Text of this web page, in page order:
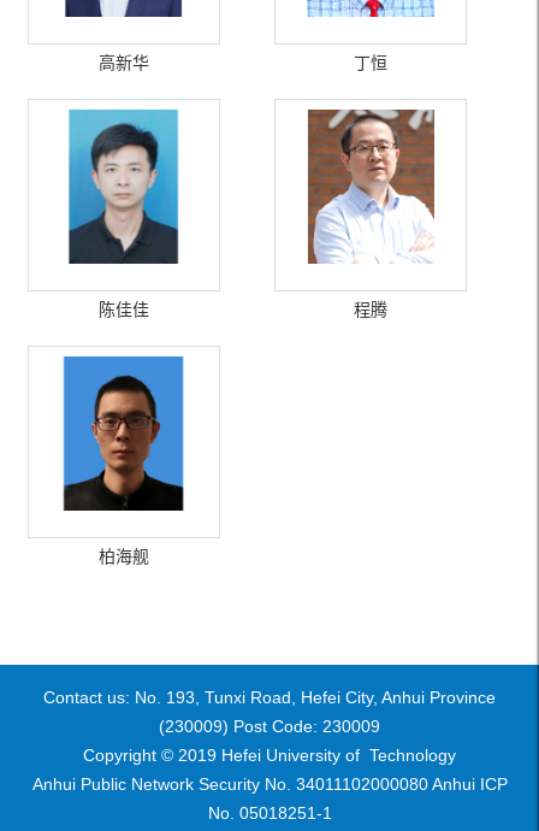
高新华 丁恒
陈佳佳 程腾
柏海舰
Contact us: No. 193, Tunxi Road, Hefei City, Anhui Province
(230009) Post Code: 230009
Copyright © 2019 Hefei University of Technology
Anhui Public Network Security No. 34011102000080 Anhui ICP
No. 05018251-1